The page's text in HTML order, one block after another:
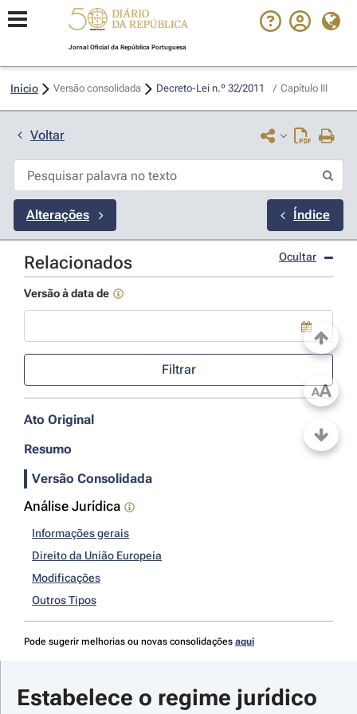
Jornal Oficial da República Portuguesa
Início Versão consolidada Decreto-Lei n.º 32/2011 / Capítulo III
Voltar
Alterações Índice
Relacionados Ocultar
Versão à data de
Use a tecla de seta para baixo para abrir o calendário; Use as
Filtrar
Ato Original
Resumo
Versão Consolidada
Análise Jurídica
Informações gerais
Direito da União Europeia
Modificações
Outros Tipos
Pode sugerir melhorias ou novas consolidações aqui
Estabelece o regime jurídico
AA